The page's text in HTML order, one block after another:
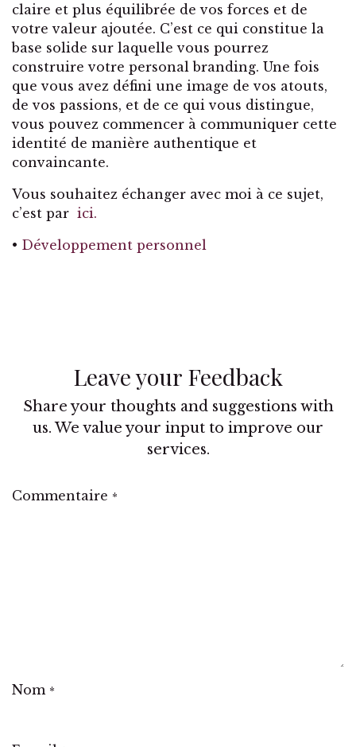
claire et plus équilibrée de vos forces et de
votre valeur ajoutée. C’est ce qui constitue la
base solide sur laquelle vous pourrez
construire votre personal branding. Une fois
que vous avez défini une image de vos atouts,
de vos passions, et de ce qui vous distingue,
vous pouvez commencer à communiquer cette
identité de manière authentique et
convaincante.
Vous souhaitez échanger avec moi à ce sujet,
c’est par ici.
• Développement personnel
Leave your Feedback
Share your thoughts and suggestions with
us. We value your input to improve our
services.
Commentaire *
Nom *